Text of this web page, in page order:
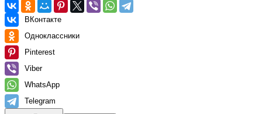
ВКонтакте
Одноклассники
Pinterest
Viber
WhatsApp
Telegram